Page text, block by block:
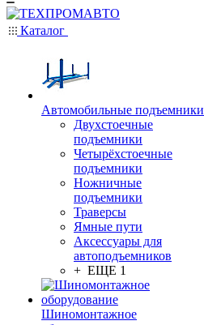
Каталог
Автомобильные подъемники
Двухстоечные
подъемники
Четырёхстоечные
подъемники
Ножничные
подъемники
Траверсы
Ямные пути
Аксессуары для
автоподъемников
+ ЕЩЕ 1
Шиномонтажное